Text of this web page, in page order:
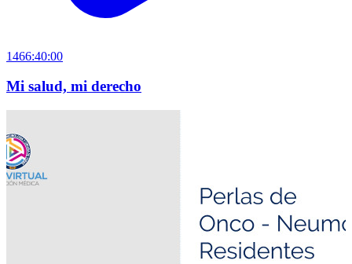
1466:40:00
Mi salud, mi derecho